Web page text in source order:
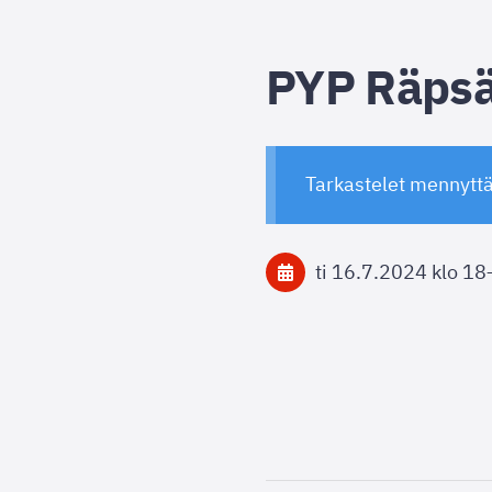
PYP
Tarkastelet
ti 16.7.2024 klo 18